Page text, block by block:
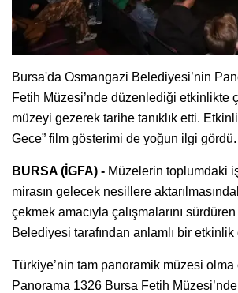
Bursa'da Osmangazi Belediyesi’nin
Fetih Müzesi’nde düzenlediği etkinlikte
müzeyi gezerek tarihe tanıklık etti.
Gece” film gösterimi de yoğun ilgi gördü.
BURSA (İGFA) - Müzelerin toplumdaki
mirasın gelecek nesillere
çekmek amacıyla çalışmalarını
Belediyesi tarafından anlamlı bir
Türkiye’nin tam panoramik müzesi olma
Panorama 1326 Bursa Fetih